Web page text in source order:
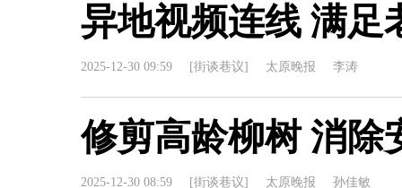
异地视频连线 满足
2025-12-30 09:59 [街谈巷议] 太原晚报 李涛
修剪高龄柳树 消除
2025-12-30 08:59 [街谈巷议] 太原晚报 孙佳敏